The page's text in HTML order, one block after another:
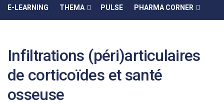
E-LEARNING THEMA PULSE PHARMA CORNER
Infiltrations (péri)articulaires
de corticoïdes et santé
osseuse